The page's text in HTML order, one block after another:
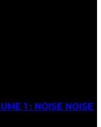
1 : NOISE NOISE